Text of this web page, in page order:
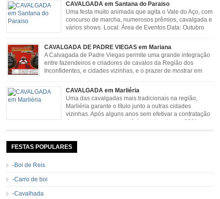
CAVALGADA em Santana do Paraiso
Uma festa muito animada que agita o Vale do Aço, com
concurso de marcha, numerosos prêmios, cavalgada e
vários shows. Local: Área de Eventos Data: Outubro
CAVALGADA DE PADRE VIEGAS em Mariana
A Calvagada de Padre Viegas permite uma grande integração
entre fazendeiros e criadores de cavalos da Região dos
Inconfidentes, e cidades vizinhas, e o prazer de mostrar em
resgata cultura e saúde além de contar com apresentações musicais. Local:
Distrito de Padre Viegas, Antigo Campo de […]
CAVALGADA em Marliéria
Uma das cavalgadas mais tradicionais na região,
Marliéria garante o título junto a outras cidades
vizinhas. Após alguns anos sem efetivar a contratação
de grandes nomes da música sertaneja, em 2011 a
Cavalgada de Marliéria voltou, e não deixou dúvidas de que sua tradição
de […]
FESTAS POPULARES
-Boi de Reis
-Carro de boi
-Cavalhada